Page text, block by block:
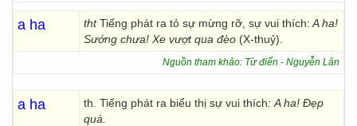
a ha thtTiếng phát ra tỏ sự mừng rỡ, sự vui thích: A ha!
Sướng chưa! Xe vượt qua đèo (X-thuỷ).
Nguồn tham khảo: Từ điển - Nguyễn Lân
a ha th. Tiếng phát ra biểu thị sự vui thích: A ha! Đẹp
quá.